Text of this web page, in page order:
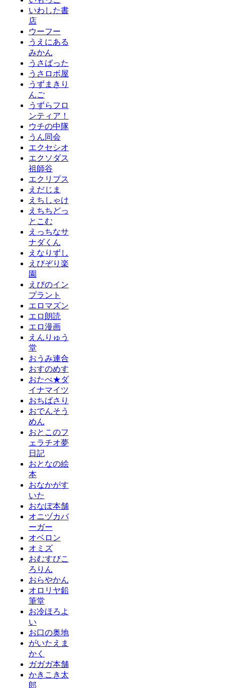
いわした書
店
ウーフー
うえにある
みかん
うさばった
うさロボ屋
うずまきり
んご
うずらフロ
ンティア！
ウチの中隊
うん同会
エクセシオ
エクソダス
祖師谷
エクリプス
えだじま
えちしゃけ
えちちどっ
とこむ
えっちなサ
ナダくん
えなりずし
えびぞり楽
園
えびのイン
プラント
エロマズン
エロ朗読
エロ漫画
えんりゅう
堂
おうみ連合
おすのめす
おたべ★ダ
イナマイツ
おちばさり
おでんそう
めん
おとこのフ
ェラチオ夢
日記
おとなの絵
本
おなかがす
いた
おなぽ本舗
オニヅカバ
ーガー
オベロン
オミズ
おむすびこ
ろりん
おらやかん
オロリヤ鉛
筆堂
お冷ほろよ
い
お口の奥地
がいたえま
かく
ガガガ本舗
かきこき太
郎